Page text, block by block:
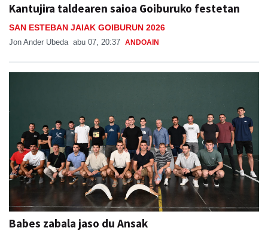
Kantujira taldearen saioa Goiburuko festetan
SAN ESTEBAN JAIAK GOIBURUN 2026
Jon Ander Ubeda abu 07, 20:37 ANDOAIN
Babes zabala jaso du Ansak